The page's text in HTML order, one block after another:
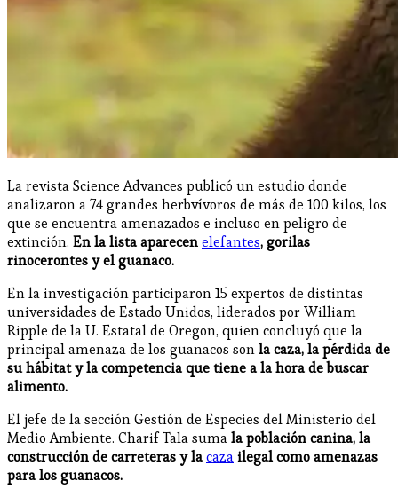
La revista Science Advances publicó un estudio donde
analizaron a 74 grandes herbvívoros de más de 100 kilos, los
que se encuentra amenazados e incluso en peligro de
extinción. En la lista aparecenelefantes, gorilas
rinocerontes y el guanaco.
En la investigación participaron 15 expertos de distintas
universidades de Estado Unidos, liderados por William
Ripple de la U. Estatal de Oregon, quien concluyó que la
principal amenaza de los guanacos sonla caza, la pérdida de
su hábitat y la competencia que tiene a la hora de buscar
alimento.
El jefe de la sección Gestión de Especies del Ministerio del
Medio Ambiente. Charif Tala sumala población canina, la
construcción de carreteras y lacazailegal como amenazas
para los guanacos.